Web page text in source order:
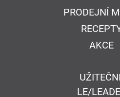
PRODEJNÍ
AKCE
LE/